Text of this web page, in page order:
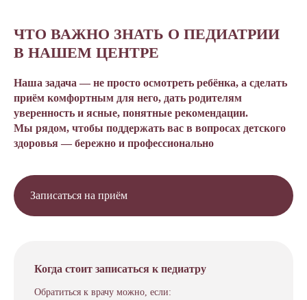
ЧТО ВАЖНО ЗНАТЬ О ПЕДИАТРИИ
В НАШЕМ ЦЕНТРЕ
Наша задача — не просто осмотреть ребёнка, а сделать
приём комфортным для него, дать родителям
уверенность и ясные, понятные рекомендации.
Мы рядом, чтобы поддержать вас в вопросах детского
здоровья — бережно и профессионально
Записаться на приём
Когда стоит записаться к педиатру
Обратиться к врачу можно, если: